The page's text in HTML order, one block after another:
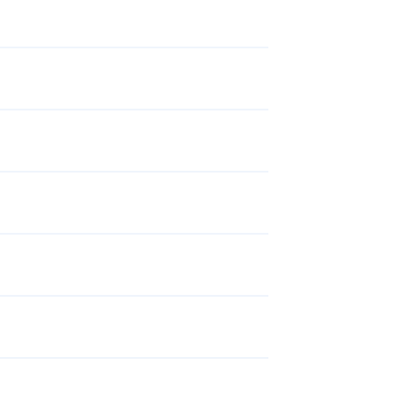
de escritorio?